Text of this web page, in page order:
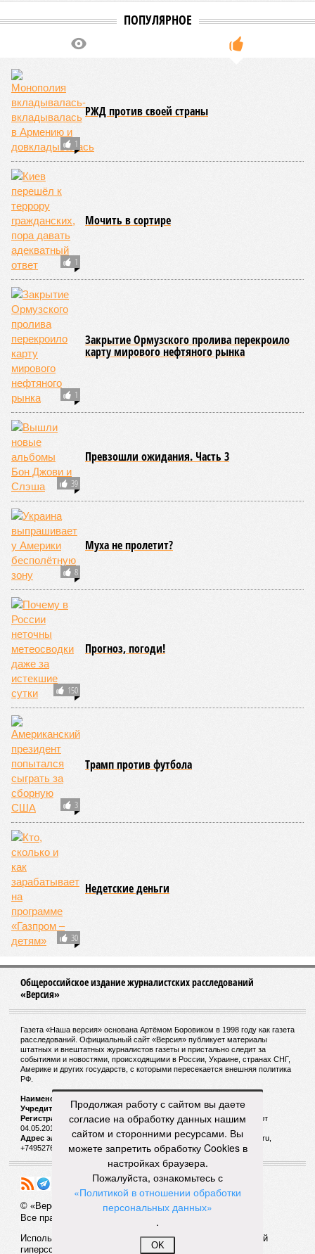
ПОПУЛЯРНОЕ
1
РЖД против своей страны
1
Мочить в сортире
1
Закрытие Ормузского пролива перекроило
карту мирового нефтяного рынка
39
Превзошли ожидания. Часть 3
8
Муха не пролетит?
150
Прогноз, погоди!
3
Трамп против футбола
30
Недетские деньги
Общероссийское издание журналистских расследований
«Версия»
Газета «Наша версия» основана Артёмом Боровиком в 1998 году как газета
расследований. Официальный сайт «Версия» публикует материалы
штатных и внештатных журналистов газеты и пристально следит за
событиями и новостями, происходящими в России, Украине, странах СНГ,
Америке и других государств, с которыми пересекается внешняя политика
РФ.
Наименование:
Учредитель:
ООО «Версия»,Главный редактор:Горевой Р. Г.
Регистрационный номер Роскомнадзора:ЭЛ № ФС 77 - 72681 от
04.05.2018 г.
Адрес электронной почты и телефон редакции:versia@versia.ru,
+74952760348
© «Версия»
Все права защищены
Использование материалов «Версии» без индексируемой
гиперссылки запрещено
Продолжая работу с сайтом вы даете
согласие на обработку данных нашим
сайтом и сторонними ресурсами. Вы
можете запретить обработку Cookies в
настройках браузера.
Пожалуйста, ознакомьтесь с
«Политикой в отношении обработки
персональных данных»
.
OK